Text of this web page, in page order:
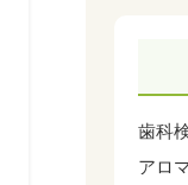
歯科
アロ